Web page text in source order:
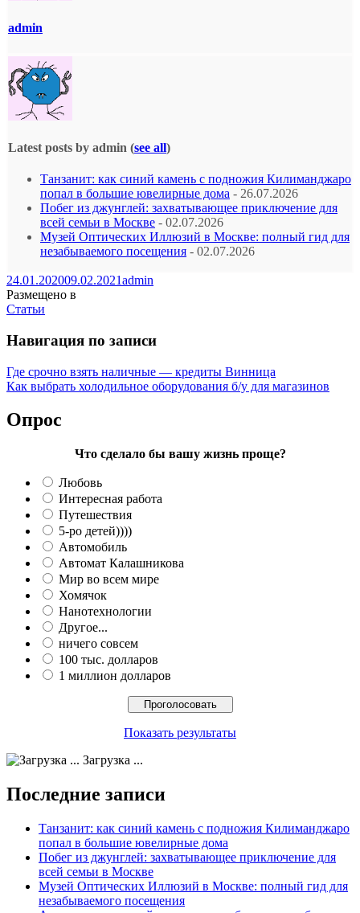
admin
Latest posts by admin (see all)
Танзанит: как синий камень с подножия Килиманджаро
попал в большие ювелирные дома - 26.07.2026
Побег из джунглей: захватывающее приключение для
всей семьи в Москве - 02.07.2026
Музей Оптических Иллюзий в Москве: полный гид для
незабываемого посещения - 02.07.2026
24.01.202009.02.2021admin
Размещено в
Статьи
Навигация по записи
Где срочно взять наличные — кредиты Винница
Как выбрать холодильное оборудования б/у для магазинов
Опрос
Что сделало бы вашу жизнь проще?
Любовь
Интересная работа
Путешествия
5-ро детей))))
Автомобиль
Автомат Калашникова
Мир во всем мире
Хомячок
Нанотехнологии
Другое...
ничего совсем
100 тыс. долларов
1 миллион долларов
Показать результаты
Загрузка ...
Последние записи
Танзанит: как синий камень с подножия Килиманджаро
попал в большие ювелирные дома
Побег из джунглей: захватывающее приключение для
всей семьи в Москве
Музей Оптических Иллюзий в Москве: полный гид для
незабываемого посещения